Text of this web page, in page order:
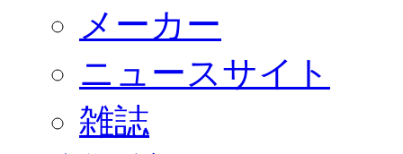
メーカー
ニュースサイト
雑誌